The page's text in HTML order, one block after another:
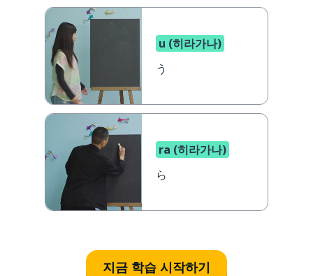
u (히라가나)
う
ra (히라가나)
ら
지금 학습 시작하기